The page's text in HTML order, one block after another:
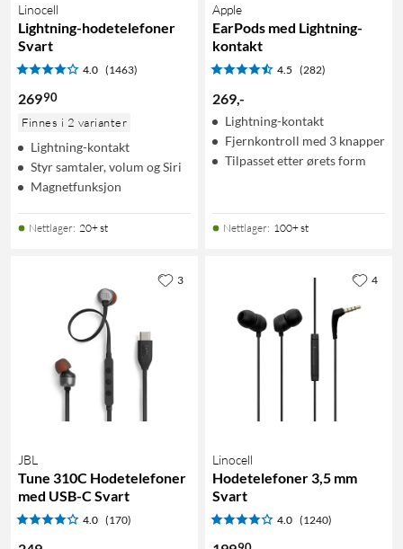
Linocell
Lightning-hodetelefoner
Svart
4.0 (1463)
26990
Finnes i 2 varianter
Lightning-kontakt
Styr samtaler, volum og Siri
Magnetfunksjon
Nettlager: 20+ st
Apple
EarPods med Lightning-
kontakt
4.5 (282)
269,-
Lightning-kontakt
Fjernkontroll med 3 knapper
Tilpasset etter ørets form
Nettlager: 100+ st
JBL
Tune 310C Hodetelefoner
med USB-C Svart
4.0 (170)
3
Linocell
Hodetelefoner 3,5 mm
Svart
4.0 (1240)
4